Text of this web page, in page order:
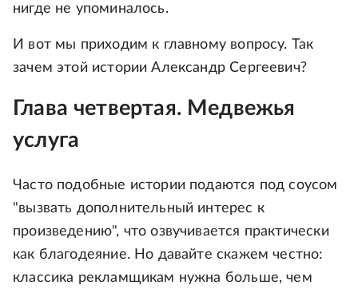
нигде не упоминалось.
И вот мы приходим к главному вопросу. Так
зачем этой истории Александр Сергеевич?
Глава четвертая. Медвежья
услуга
Часто подобные истории подаются под соусом
"вызвать дополнительный интерес к
произведению", что озвучивается практически
как благодеяние. Но давайте скажем честно:
классика рекламщикам нужна больше, чем